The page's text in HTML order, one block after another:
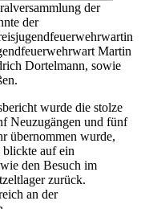
der
der
Martin
Dortelmann, sowie
wurde die stolze
Neuzugängen und fünf
übernommen wurde,
auf ein
den Besuch im
zurück.
an der